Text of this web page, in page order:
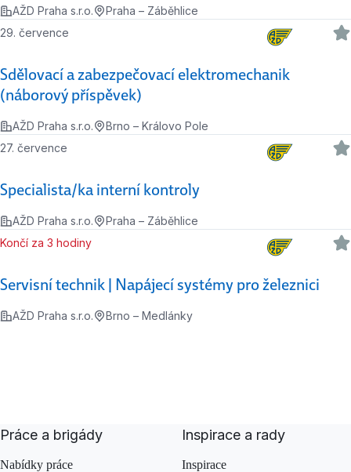
AŽD Praha s.r.o. Praha – Záběhlice
Sdělovací a zabezpečovací elektromechanik
(náborový příspěvek)
29. července
AŽD Praha s.r.o. Brno – Královo Pole
Specialista/ka interní kontroly
27. července
AŽD Praha s.r.o. Praha – Záběhlice
Servisní technik | Napájecí systémy pro železnici
Končí za 3 hodiny
AŽD Praha s.r.o. Brno – Medlánky
Práce a brigády
Nabídky práce
Inspirace a rady
Inspirace